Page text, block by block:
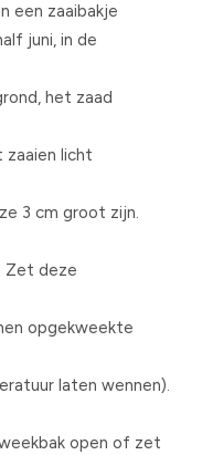
een zaaibakje
juni, in de
het zaad
licht
3 cm groot zijn.
Zet deze
opgekweekte
laten wennen).
open of zet